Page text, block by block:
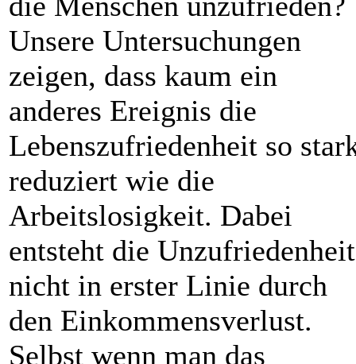
Unsere Untersuchungen
zeigen, dass kaum ein
anderes Ereignis die
Lebenszufriedenheit so
reduziert wie die
Arbeitslosigkeit. Dabei
entsteht die Unzufriedenheit
nicht in erster Linie durch
den Einkommensverlust.
Selbst wenn man das